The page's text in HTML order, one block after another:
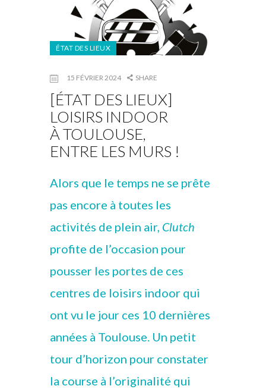
ÉTAT DES LIEUX
15 FÉVRIER 2024 SHARE
[ÉTAT DES LIEUX]
LOISIRS INDOOR
À TOULOUSE,
ENTRE LES MURS !
Alors que le temps ne se prête
pas encore à toutes les
activités de plein air, Clutch
profite de l’occasion pour
pousser les portes de ces
centres de loisirs indoor qui
ont vu le jour ces 10 dernières
années à Toulouse. Un petit
tour d’horizon pour constater
la course à l’originalité qui